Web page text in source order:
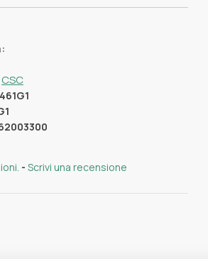
CSC
- Scrivi una recensione